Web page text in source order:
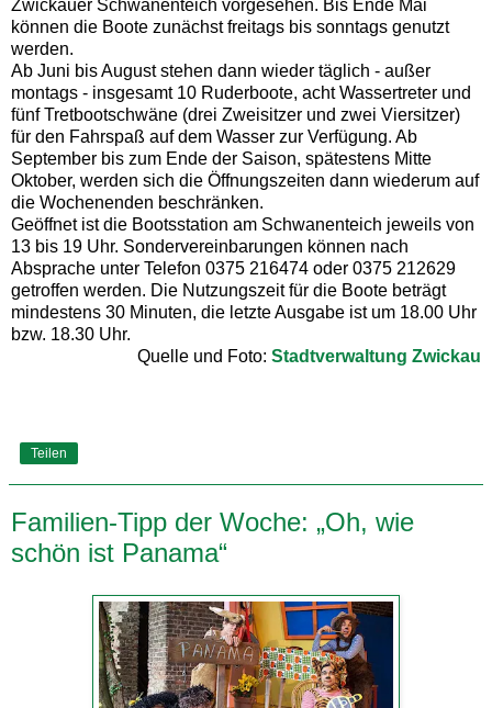
Zwickauer Schwanenteich vorgesehen. Bis Ende Mai
können die Boote zunächst freitags bis sonntags genutzt
werden.
Ab Juni bis August stehen dann wieder täglich - außer
montags - insgesamt 10 Ruderboote, acht Wassertreter und
fünf Tretbootschwäne (drei Zweisitzer und zwei Viersitzer)
für den Fahrspaß auf dem Wasser zur Verfügung. Ab
September bis zum Ende der Saison, spätestens Mitte
Oktober, werden sich die Öffnungszeiten dann wiederum auf
die Wochenenden beschränken.
Geöffnet ist die Bootsstation am Schwanenteich jeweils von
13 bis 19 Uhr. Sondervereinbarungen können nach
Absprache unter Telefon 0375 216474 oder 0375 212629
getroffen werden. Die Nutzungszeit für die Boote beträgt
mindestens 30 Minuten, die letzte Ausgabe ist um 18.00 Uhr
bzw. 18.30 Uhr.
Quelle und Foto: Stadtverwaltung Zwickau
Teilen
Familien-Tipp der Woche: „Oh, wie
schön ist Panama“